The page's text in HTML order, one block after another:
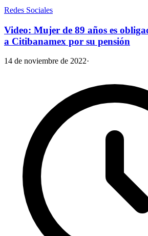
Redes Sociales
Video: Mujer de 89 años es
a Citibanamex por su pensión
14 de noviembre de 2022·